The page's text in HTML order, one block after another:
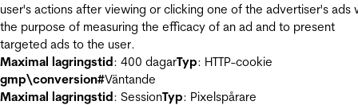
user's actions after viewing or clicking one of the advertiser's ads
the purpose of measuring the efficacy of an ad and to present
targeted ads to the user.
Maximal lagringstid: 400 dagarTyp: HTTP-cookie
gmp\conversion#Väntande
Maximal lagringstid: SessionTyp: Pixelspårare